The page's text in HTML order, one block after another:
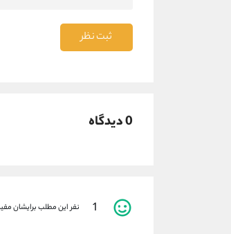
ثبت نظر
0 دیدگاه
1 نفر این مطلب برایشان